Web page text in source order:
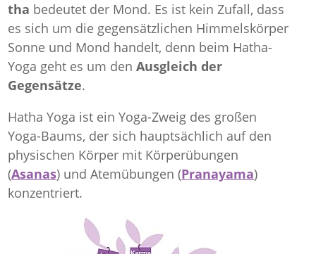
tha bedeutet der Mond. Es ist kein Zufall, dass
es sich um die gegensätzlichen Himmelskörper
Sonne und Mond handelt, denn beim Hatha-
Yoga geht es um denAusgleich der
Gegensätze.
Hatha Yoga ist ein Yoga-Zweig des großen
Yoga-Baums, der sich hauptsächlich auf den
physischen Körper mit Körperübungen
(Asanas) und Atemübungen (Pranayama)
konzentriert.